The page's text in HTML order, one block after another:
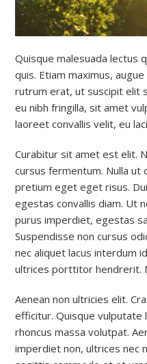
Quisque malesuada lectus
quis. Etiam maximus,
rutrum erat, ut suscipit elit
eu nibh fringilla, sit amet
laoreet convallis velit, eu
Curabitur sit amet est elit.
cursus fermentum. Nulla ut
pretium eget eget risus.
egestas convallis diam. Ut
purus imperdiet, egestas
Suspendisse non cursus
nec aliquet lacus interdum
ultrices porttitor hendrerit.
Aenean non ultricies elit.
efficitur. Quisque vulputate
rhoncus massa volutpat.
imperdiet non, ultrices nec